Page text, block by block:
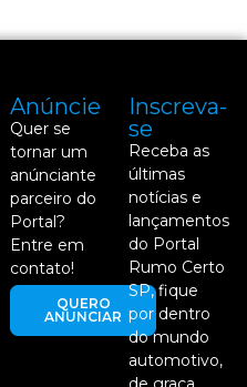
Anúncie
Quer se
tornar um
anúnciante
parceiro do
Portal?
Entre em
contato!
QUERO
ANUNCIAR
Inscreva-
se
Receba as
últimas
notícias e
lançamentos
do Portal
Rumo Certo
SP, fique
por dentro
do mundo
automotivo,